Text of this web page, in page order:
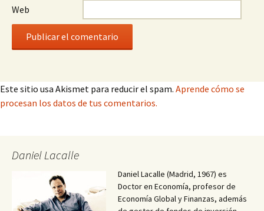
Web
Este sitio usa Akismet para reducir el spam. Aprende cómo se
procesan los datos de tus comentarios.
Daniel Lacalle
Daniel Lacalle (Madrid, 1967) es
Doctor en Economía, profesor de
Economía Global y Finanzas, además